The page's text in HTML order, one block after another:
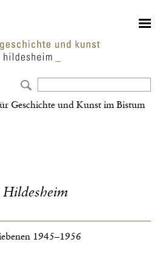
1945–1956